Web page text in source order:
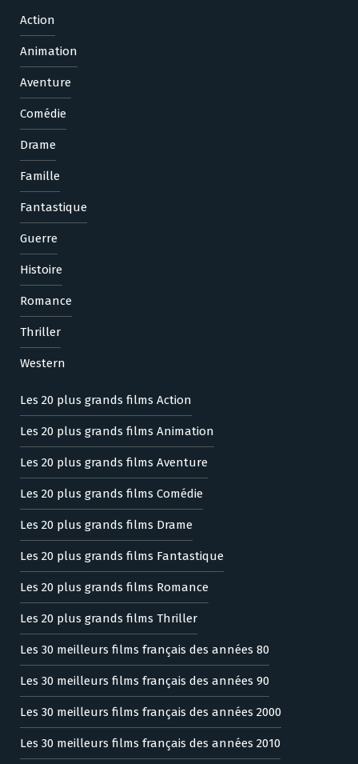
Action
Animation
Aventure
Comédie
Drame
Famille
Fantastique
Guerre
Histoire
Romance
Thriller
Western
Les 20 plus grands films Action
Les 20 plus grands films Animation
Les 20 plus grands films Aventure
Les 20 plus grands films Comédie
Les 20 plus grands films Drame
Les 20 plus grands films Fantastique
Les 20 plus grands films Romance
Les 20 plus grands films Thriller
Les 30 meilleurs films français des années 80
Les 30 meilleurs films français des années 90
Les 30 meilleurs films français des années 2000
Les 30 meilleurs films français des années 2010